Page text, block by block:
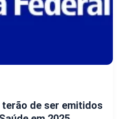
de ser emitidos